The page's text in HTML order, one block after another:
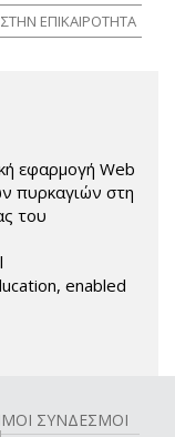
ΕΠΙΚΑΙΡΟΤΗΤΑ
εφαρμογή Web
πυρκαγιών στη
του
enabled
ΣΥΝΔΕΣΜΟΙ